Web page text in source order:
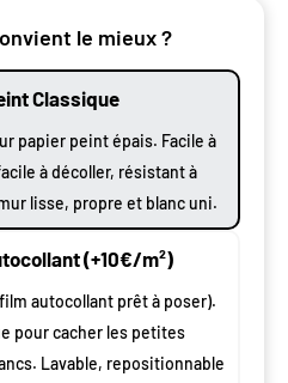
le mieux ?
Classique
papier peint épais. Facile à
à décoller, résistant à
lisse, propre et blanc uni.
(+10€/m²)
autocollant prêt à poser).
pour cacher les petites
Lavable, repositionnable